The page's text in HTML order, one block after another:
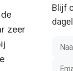
zeer
Blijf